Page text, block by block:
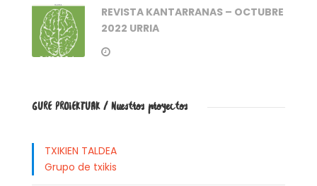
REVISTA KANTARRANAS – OCTUBRE
2022 URRIA
GURE PROIEKTUAK / Nuestros proyectos
TXIKIEN TALDEA
Grupo de txikis